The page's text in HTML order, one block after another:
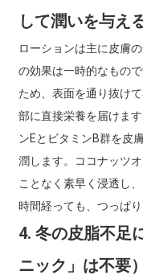
して潤いを与え
ローションは主に皮膚
の効果は一時的なもの
ため、表面を通り抜け
部に直接栄養を届けま
ンEとビタミンB群を皮
潤します。ココナッツ
ことなく素早く浸透し
時間経っても、つっぱ
4. 冬の皮脂不足
ニック」は不要）